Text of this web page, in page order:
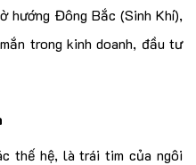
hướng Đông Bắc (Sinh Khí),
trong kinh doanh, đầu tư
thế hệ, là trái tim của ngôi